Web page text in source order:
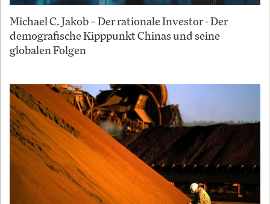
Michael C. Jakob – Der rationale Investor - Der
demografische Kipppunkt Chinas und seine
globalen Folgen